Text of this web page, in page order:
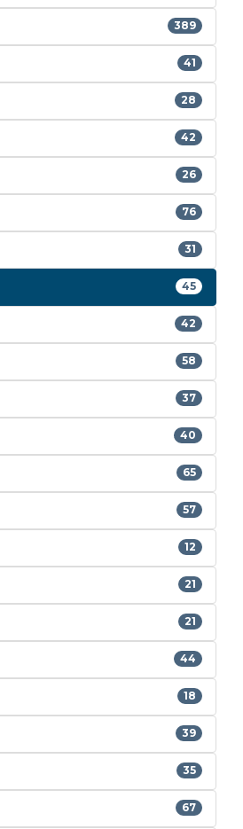
389
41
28
42
26
76
31
45
42
58
37
40
65
57
12
21
21
44
18
39
35
67